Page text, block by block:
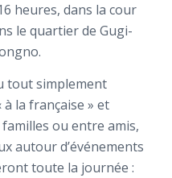
heures, dans la cour
le quartier de Gugi-
tout simplement
la française » et
ou entre amis,
autour d’événements
toute la journée :